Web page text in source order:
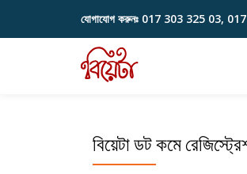
Skip
যোগাযোগ করুনঃ 017 303 325 03,
বিয়েটা ডট কমে